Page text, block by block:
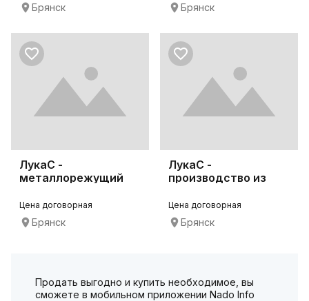
Брянск Брянск
ЛукаС -
металлорежущий
Цена договорная
Брянск
ЛукаС -
производство из
Цена договорная
Брянск
Продать выгодно и купить необходимое, вы
сможете в мобильном приложении Nado Info